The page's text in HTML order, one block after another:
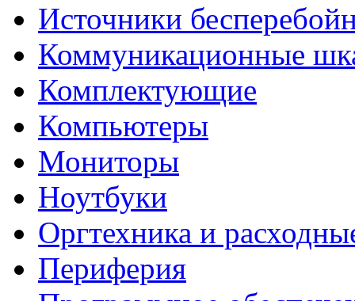
Источники
Коммуникационные
Комплектующие
Компьютеры
Мониторы
Ноутбуки
Оргтехника и
Периферия